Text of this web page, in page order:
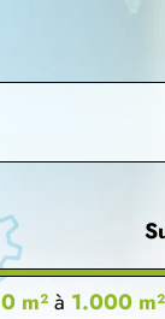
0 m²à 1.000 m²